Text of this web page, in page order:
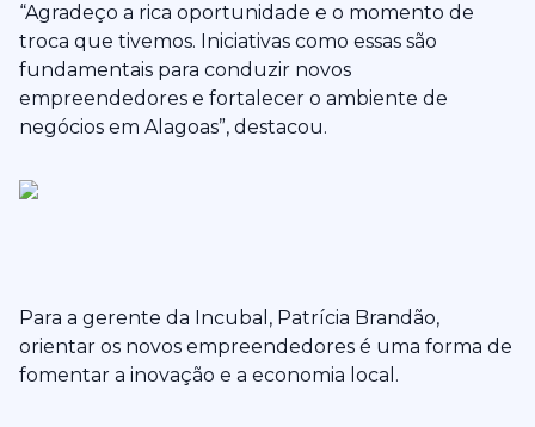
“Agradeço a rica oportunidade e o momento de
troca que tivemos. Iniciativas como essas são
fundamentais para conduzir novos
empreendedores e fortalecer o ambiente de
negócios em Alagoas”, destacou.
Para a gerente da Incubal, Patrícia Brandão,
orientar os novos empreendedores é uma forma de
fomentar a inovação e a economia local.